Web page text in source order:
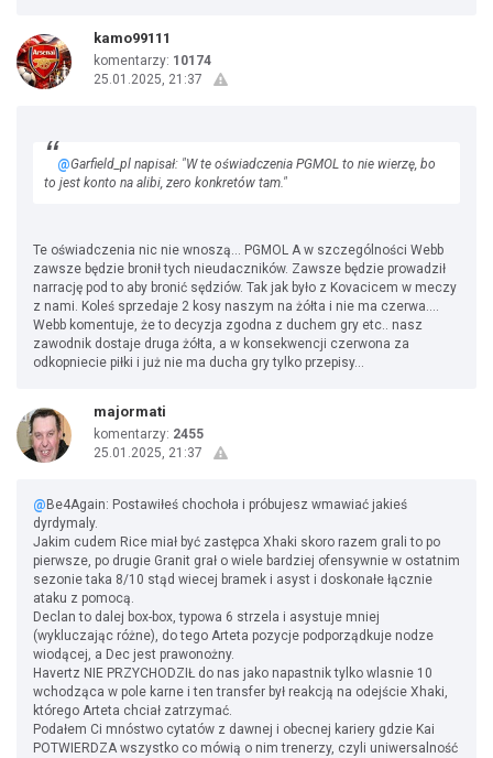
kamo99111
komentarzy: 10174
25.01.2025, 21:37
@Garfield_pl napisał: "W te oświadczenia PGMOL to nie wierzę, bo
to jest konto na alibi, zero konkretów tam."
Te oświadczenia nic nie wnoszą... PGMOL A w szczególności Webb
zawsze będzie bronił tych nieudaczników. Zawsze będzie prowadził
narrację pod to aby bronić sędziów. Tak jak było z Kovacicem w meczy
z nami. Koleś sprzedaje 2 kosy naszym na żółta i nie ma czerwa....
Webb komentuje, że to decyzja zgodna z duchem gry etc.. nasz
zawodnik dostaje druga żółta, a w konsekwencji czerwona za
odkopniecie piłki i już nie ma ducha gry tylko przepisy...
majormati
komentarzy: 2455
25.01.2025, 21:37
@ Be4Again: Postawiłeś chochoła i próbujesz wmawiać jakieś
dyrdymaly.
Jakim cudem Rice miał być zastępca Xhaki skoro razem grali to po
pierwsze, po drugie Granit grał o wiele bardziej ofensywnie w ostatnim
sezonie taka 8/10 stąd wiecej bramek i asyst i doskonałe łącznie
ataku z pomocą.
Declan to dalej box-box, typowa 6 strzela i asystuje mniej
(wykluczając różne), do tego Arteta pozycje podporządkuje nodze
wiodącej, a Dec jest prawonożny.
Havertz NIE PRZYCHODZIŁ do nas jako napastnik tylko wlasnie 10
wchodząca w pole karne i ten transfer był reakcją na odejście Xhaki,
którego Arteta chciał zatrzymać.
Podałem Ci mnóstwo cytatów z dawnej i obecnej kariery gdzie Kai
POTWIERDZA wszystko co mówią o nim trenerzy, czyli uniwersalność